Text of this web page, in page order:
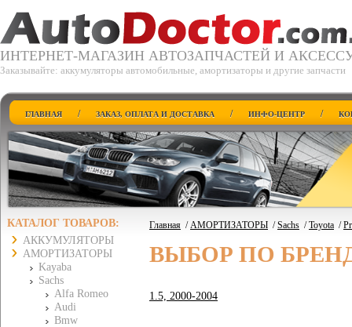
ИНТЕРНЕТ-МАГАЗИН АВТОЗАПЧАСТЕЙ И
Заказывайте: аккумуляторы автомобильные, амортизаторы и другие запчасти
ГЛАВНАЯ / ЗАКАЗ, ОПЛАТА И ДОСТАВКА / ИНФО-ЦЕНТР /
КАТАЛОГ ТОВАРОВ:
АККУМУЛЯТОРЫ
АМОРТИЗАТОРЫ
Kayaba
Sachs
Alfa Romeo
Audi
Bmw
Главная /АМОРТИЗАТОРЫ /Sachs /Toyota /
ВЫБОР ПО
1.5, 2000-2004